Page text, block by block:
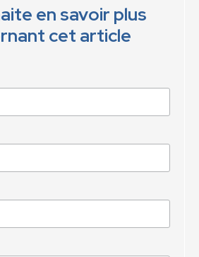
en savoir plus
cet article